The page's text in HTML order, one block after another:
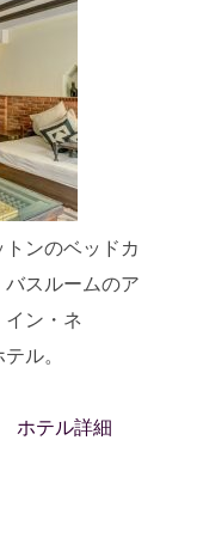
ンのベッドカ
スルームのア
イン・ネ
ル。
ホテル詳細